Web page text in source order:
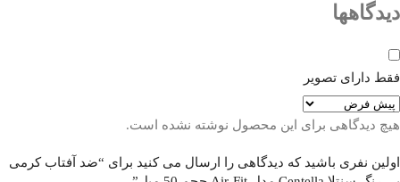
دیدگاهها
فقط دارای تصویر
هیچ دیدگاهی برای این محصول نوشته نشده است.
اولین نفری باشید که دیدگاهی را ارسال می کنید برای “ضد آفتاب کرمی